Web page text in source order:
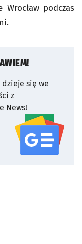
podczas
się we
z
News!
serwisu